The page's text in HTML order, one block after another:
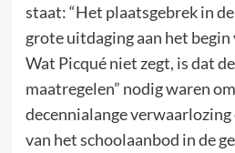
staat: “Het plaatsgebrek in
grote uitdaging aan het begin
Wat Picqué niet zegt, is dat
maatregelen” nodig waren
decennialange
van het schoolaanbod in de